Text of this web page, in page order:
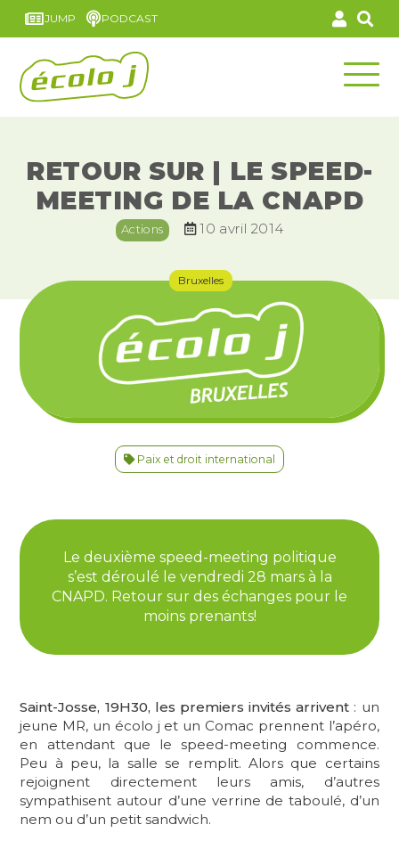
JUMP PODCAST
RETOUR SUR | LE SPEED-
MEETING DE LA CNAPD
Actions 10 avril 2014
Bruxelles
Paix et droit international
Le deuxième speed-meeting politique
s’est déroulé le vendredi 28 mars à la
CNAPD. Retour sur des échanges pour le
moins prenants!
Saint-Josse, 19H30, les premiers invités arrivent : un
jeune MR, un écolo j et un Comac prennent l’apéro,
en attendant que le speed-meeting commence.
Peu à peu, la salle se remplit. Alors que certains
rejoignent directement leurs amis, d’autres
sympathisent autour d’une verrine de taboulé, d’un
nem ou d’un petit sandwich.